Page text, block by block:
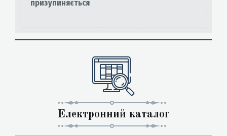
призупиняється
Електронний каталог